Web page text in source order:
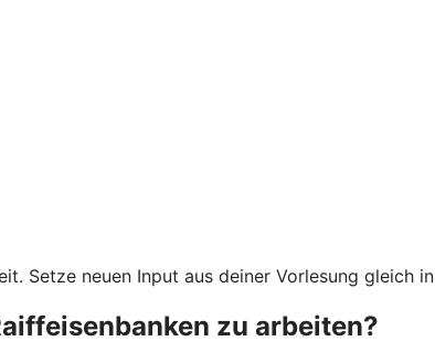
Setze neuen Input aus deiner Vorlesung gleich
zu arbeiten?